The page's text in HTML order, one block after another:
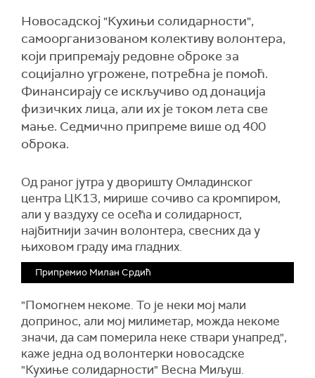
Новосадској "Кухињи солидарности",
самоорганизованом колективу волонтера,
који припремају редовне оброке за
социјално угрожене, потребна је помоћ.
Финансирају се искључиво од донација
физичких лица, али их је током лета све
мање. Седмично припреме више од 400
оброка.
Од раног јутра у дворишту Омладинског
центра ЦК13, мирише сочиво са кромпиром,
али у ваздуху се осећа и солидарност,
најбитнији зачин волонтера, свесних да у
њиховом граду има гладних.
Припремио Милан Срдић
"Помогнем некоме. То је неки мој мали
допринос, али мој милиметар, можда некоме
значи, да сам померила неке ствари унапред",
каже једна од волонтерки новосадске
"Кухиње солидарности" Весна Миљуш.